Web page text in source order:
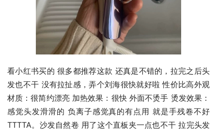
看小红书买的 很多都推荐这款 还真是不错的，拉完之后头
发也不干 没有拉扯感，弄个刘海很快就好啦 性价比高外观
材质：很简约漂亮 加热效果：很快 外面不烫手 烫发效果：
感觉头发滑滑的 负离子感觉真的有点用 就是手残卷不好
TTTTA。沙发自然卷 用了这个直板夹一点也不干 拉完头发